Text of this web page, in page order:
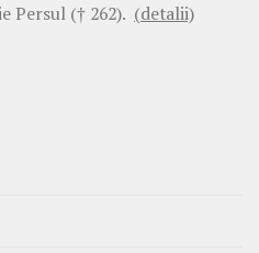
Persul († 262). (detalii)